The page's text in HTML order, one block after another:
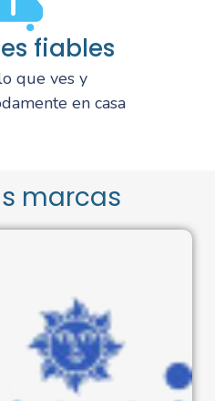
fiables
que ves y
en casa
marcas